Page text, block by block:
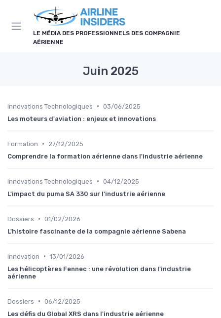
LE MÉDIA DES PROFESSIONNELS DES COMPAGNIE
AÉRIENNE
Juin 2025
Innovations Technologiques • 03/06/2025
Les moteurs d'aviation : enjeux et innovations
Formation •
27/12/2025
Comprendre la formation aérienne dans l'industrie aérienne
Innovations Technologiques • 04/12/2025
L'impact du puma SA 330 sur l'industrie aérienne
Dossiers • 01/02/2026
L'histoire fascinante de la compagnie aérienne Sabena
Innovation • 13/01/2026
Les hélicoptères Fennec : une révolution dans l'industrie
aérienne
Dossiers • 06/12/2025
Les défis du Global XRS dans l'industrie aérienne
Panneau de gestion des cookies